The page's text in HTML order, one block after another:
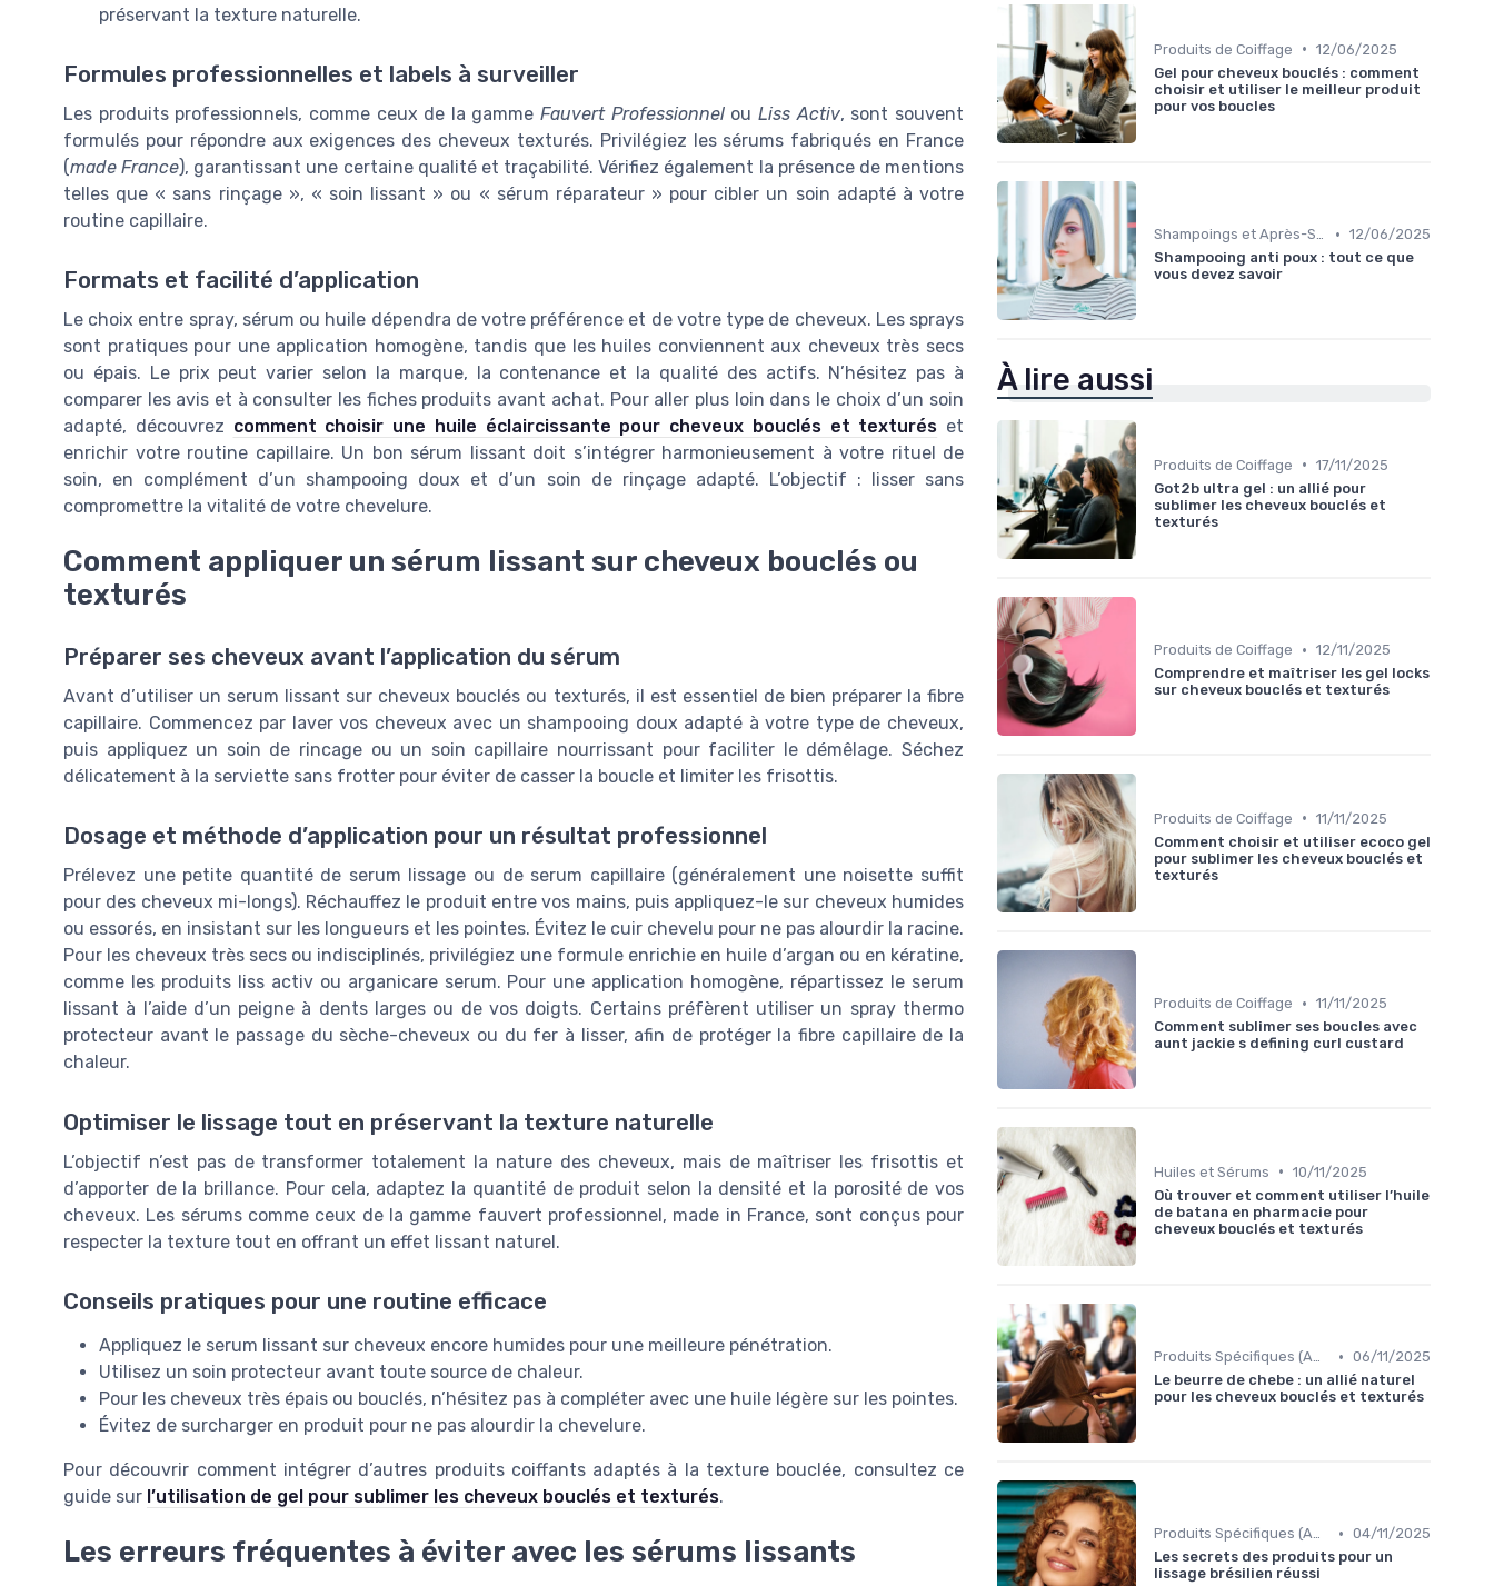
préservant la texture naturelle.
Formules professionnelles et labels à surveiller
Les produits professionnels, comme ceux de la gammeFauvert ProfessionnelouLiss Activ, sont souvent
formulés pour répondre aux exigences des cheveux texturés. Privilégiez les sérums fabriqués en France
(made France), garantissant une certaine qualité et traçabilité. Vérifiez également la présence de mentions
telles que « sans rinçage », « soin lissant » ou « sérum réparateur » pour cibler un soin adapté à votre
routine capillaire.
Formats et facilité d’application
Le choix entre spray, sérum ou huile dépendra de votre préférence et de votre type de cheveux. Les sprays
sont pratiques pour une application homogène, tandis que les huiles conviennent aux cheveux très secs
ou épais. Le prix peut varier selon la marque, la contenance et la qualité des actifs. N’hésitez pas à
comparer les avis et à consulter les fiches produits avant achat. Pour aller plus loin dans le choix d’un soin
adapté, découvrez comment choisir une huile éclaircissante pour cheveux bouclés et texturés et
enrichir votre routine capillaire. Un bon sérum lissant doit s’intégrer harmonieusement à votre rituel de
soin, en complément d’un shampooing doux et d’un soin de rinçage adapté. L’objectif : lisser sans
compromettre la vitalité de votre chevelure.
Comment appliquer un sérum lissant sur cheveux bouclés ou
texturés
Préparer ses cheveux avant l’application du sérum
Avant d’utiliser un serum lissant sur cheveux bouclés ou texturés, il est essentiel de bien préparer la fibre
capillaire. Commencez par laver vos cheveux avec un shampooing doux adapté à votre type de cheveux,
puis appliquez un soin de rincage ou un soin capillaire nourrissant pour faciliter le démêlage. Séchez
délicatement à la serviette sans frotter pour éviter de casser la boucle et limiter les frisottis.
Dosage et méthode d’application pour un résultat professionnel
Prélevez une petite quantité de serum lissage ou de serum capillaire (généralement une noisette suffit
pour des cheveux mi-longs). Réchauffez le produit entre vos mains, puis appliquez-le sur cheveux humides
ou essorés, en insistant sur les longueurs et les pointes. Évitez le cuir chevelu pour ne pas alourdir la racine.
Pour les cheveux très secs ou indisciplinés, privilégiez une formule enrichie en huile d’argan ou en kératine,
comme les produits liss activ ou arganicare serum. Pour une application homogène, répartissez le serum
lissant à l’aide d’un peigne à dents larges ou de vos doigts. Certains préfèrent utiliser un spray thermo
protecteur avant le passage du sèche-cheveux ou du fer à lisser, afin de protéger la fibre capillaire de la
chaleur.
Optimiser le lissage tout en préservant la texture naturelle
L’objectif n’est pas de transformer totalement la nature des cheveux, mais de maîtriser les frisottis et
d’apporter de la brillance. Pour cela, adaptez la quantité de produit selon la densité et la porosité de vos
cheveux. Les sérums comme ceux de la gamme fauvert professionnel, made in France, sont conçus pour
respecter la texture tout en offrant un effet lissant naturel.
Conseils pratiques pour une routine efficace
Appliquez le serum lissant sur cheveux encore humides pour une meilleure pénétration.
Utilisez un soin protecteur avant toute source de chaleur.
Pour les cheveux très épais ou bouclés, n’hésitez pas à compléter avec une huile légère sur les pointes.
Évitez de surcharger en produit pour ne pas alourdir la chevelure.
Pour découvrir comment intégrer d’autres produits coiffants adaptés à la texture bouclée, consultez ce
guide sur l’utilisation de gel pour sublimer les cheveux bouclés et texturés.
Les erreurs fréquentes à éviter avec les sérums lissants
Produits de Coiffage • 12/06/2025
Gel pour cheveux bouclés : comment
choisir et utiliser le meilleur produit
pour vos boucles
Shampoings et Après-Shampoings • 12/06/2025
Shampooing anti poux : tout ce que
vous devez savoir
À lire aussi
Produits de Coiffage • 17/11/2025
Got2b ultra gel : un allié pour
sublimer les cheveux bouclés et
texturés
Produits de Coiffage • 12/11/2025
Comprendre et maîtriser les gel locks
sur cheveux bouclés et texturés
Produits de Coiffage • 11/11/2025
Comment choisir et utiliser ecoco gel
pour sublimer les cheveux bouclés et
texturés
Produits de Coiffage • 11/11/2025
Comment sublimer ses boucles avec
aunt jackie s defining curl custard
Huiles et Sérums • 10/11/2025
Où trouver et comment utiliser l’huile
de batana en pharmacie pour
cheveux bouclés et texturés
Produits Spécifiques (Anti-Frisottis, Hydratants) • 06/11/2025
Le beurre de chebe : un allié naturel
pour les cheveux bouclés et texturés
Produits Spécifiques (Anti-Frisottis, Hydratants) • 04/11/2025
Les secrets des produits pour un
lissage brésilien réussi